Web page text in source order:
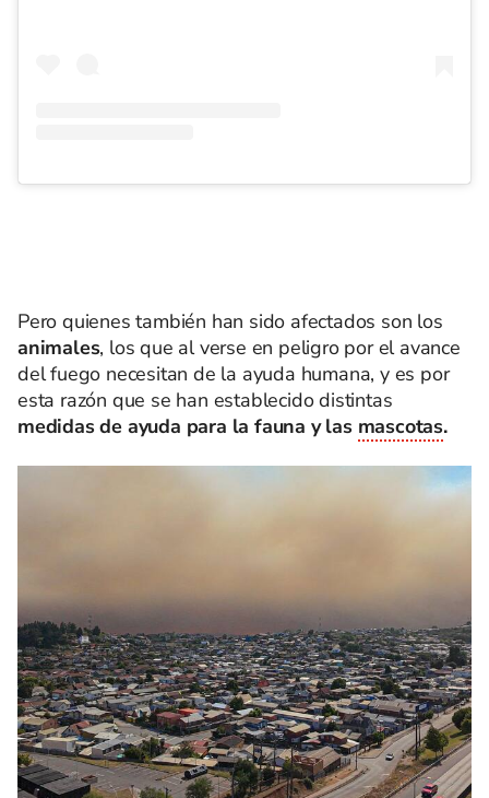
Pero quienes también han sido afectados son los
animales, los que al verse en peligro por el avance
del fuego necesitan de la ayuda humana, y es por
esta razón que se han establecido distintas
medidas de ayuda para la fauna y las mascotas.